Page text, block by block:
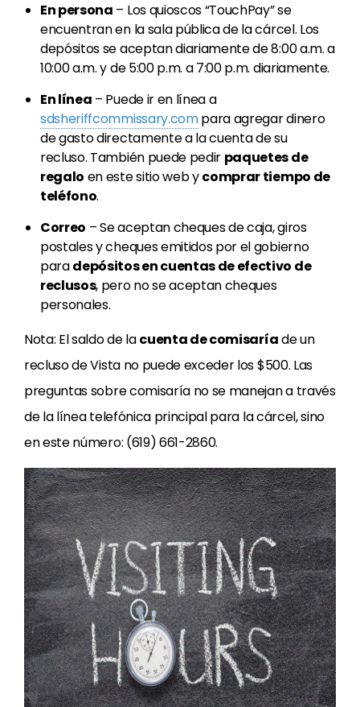
En persona – Los quioscos “TouchPay” se
encuentran en la sala pública de la cárcel. Los
depósitos se aceptan diariamente de 8:00 a.m. a
10:00 a.m. y de 5:00 p.m. a 7:00 p.m. diariamente.
En línea – Puede ir en línea a
sdsheriffcommissary.compara agregar dinero
de gasto directamente a la cuenta de su
recluso. También puede pedir paquetes de
regalo en este sitio web ycomprar tiempo de
teléfono.
Correo – Se aceptan cheques de caja, giros
postales y cheques emitidos por el gobierno
paradepósitos en cuentas de efectivo de
reclusos, pero no se aceptan cheques
personales.
Nota: El saldo de lacuenta de comisaríade un
recluso de Vista no puede exceder los $500. Las
preguntas sobre comisaría no se manejan a través
de la línea telefónica principal para la cárcel, sino
en este número: (619) 661-2860.